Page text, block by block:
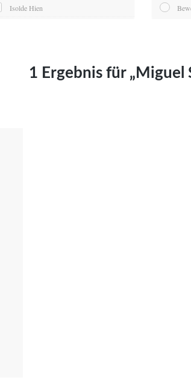
Isolde Hien
Maximilian Kosing
1 Ergebnis für „Miguel